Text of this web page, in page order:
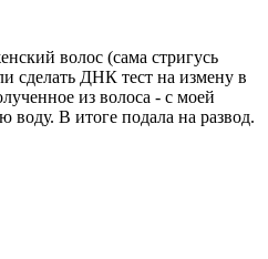
волос (сама стригусь
сделать ДНК тест на измену в
из волоса - с моей
В итоге подала на развод.